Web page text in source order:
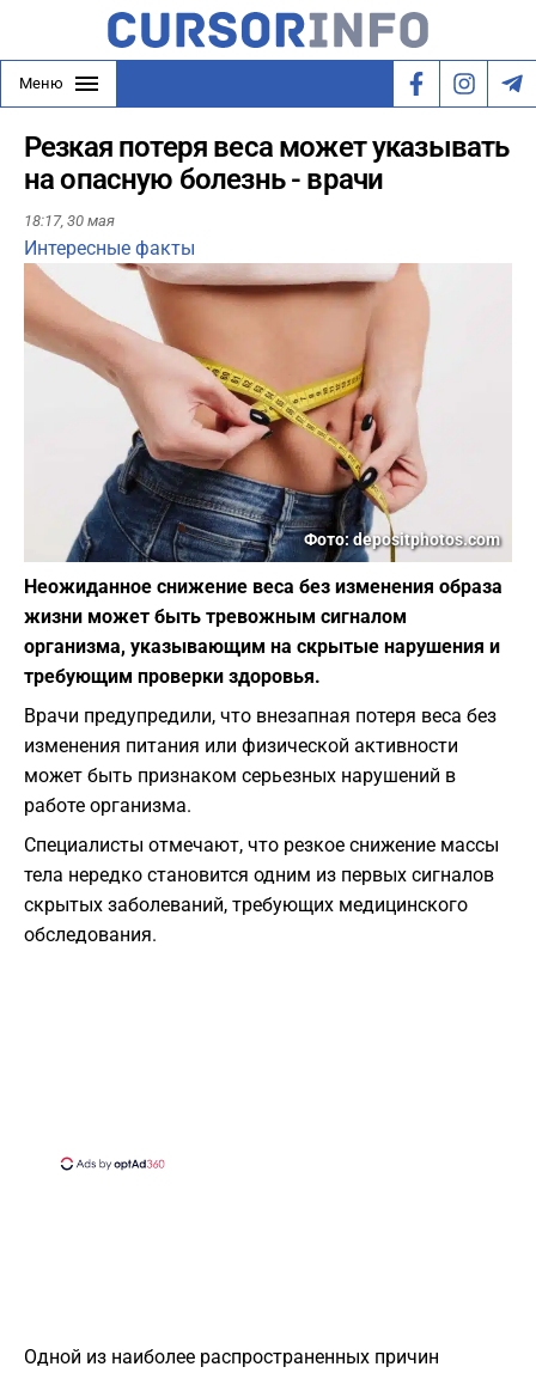
Меню
Резкая потеря веса может указывать
на опасную болезнь - врачи
18:17, 30 мая
Интересные факты
Фото: depositphotos.com
Неожиданное снижение веса без изменения образа
жизни может быть тревожным сигналом
организма, указывающим на скрытые нарушения и
требующим проверки здоровья.
Врачи предупредили, что внезапная потеря веса без
изменения питания или физической активности
может быть признаком серьезных нарушений в
работе организма.
Специалисты отмечают, что резкое снижение массы
тела нередко становится одним из первых сигналов
скрытых заболеваний, требующих медицинского
обследования.
Одной из наиболее распространенных причин